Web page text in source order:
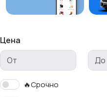
Цена
🔥Срочно